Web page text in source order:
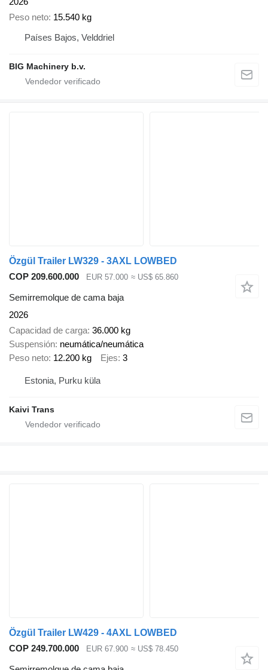
Peso neto 15.540 kg
Países Bajos, Velddriel
BIG Machinery b.v.
Özgül Trailer LW329 - 3AXL LOWBED
COP 209.600.000
EUR 57.000 ≈ US$ 65.860
Semirremolque de cama baja
2026
Capacidad de carga 36.000 kg
Suspensión neumática/neumática
Peso neto 12.200 kg Ejes 3
Estonia, Purku küla
Kaivi Trans
Özgül Trailer LW429 - 4AXL LOWBED
COP 249.700.000
EUR 67.900 ≈ US$ 78.450